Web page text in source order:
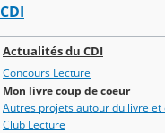
CDI
Actualités du CDI
Concours Lecture
Mon livre coup de coeur
Autres projets autour du livre et
Club Lecture